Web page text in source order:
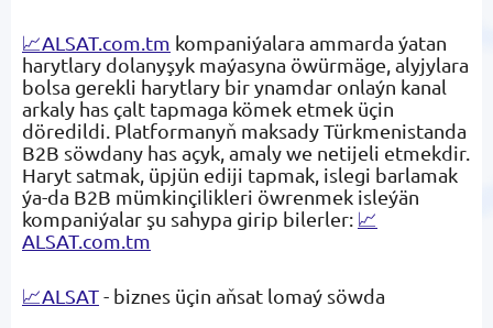
📈ALSAT.com.tm kompaniýalara ammarda ýatan
harytlary dolanyşyk maýasyna öwürmäge, alyjylara
bolsa gerekli harytlary bir ynamdar onlaýn kanal
arkaly has çalt tapmaga kömek etmek üçin
döredildi. Platformanyň maksady Türkmenistanda
B2B söwdany has açyk, amaly we netijeli etmekdir.
Haryt satmak, üpjün ediji tapmak, islegi barlamak
ýa-da B2B mümkinçilikleri öwrenmek isleýän
kompaniýalar şu sahypa girip bilerler: 📈
ALSAT.com.tm
📈ALSAT- biznes üçin aňsat lomaý söwda